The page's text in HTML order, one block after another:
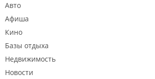
Авто
Афиша
Кино
Базы отдыха
Недвижимость
Новости